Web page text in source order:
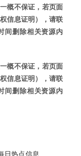
概不保证，若页面
信息证明），请联
间删除相关资源内
概不保证，若页面
信息证明），请联
间删除相关资源内
日热点信息